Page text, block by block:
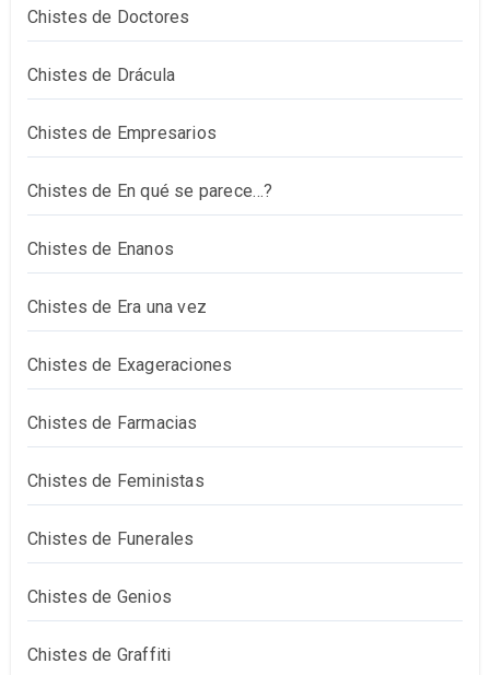
Chistes de Doctores
Chistes de Drácula
Chistes de Empresarios
Chistes de En qué se parece…?
Chistes de Enanos
Chistes de Era una vez
Chistes de Exageraciones
Chistes de Farmacias
Chistes de Feministas
Chistes de Funerales
Chistes de Genios
Chistes de Graffiti